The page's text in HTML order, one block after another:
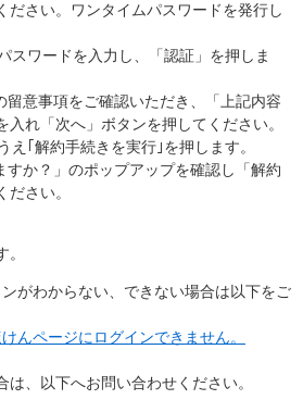
ださい。ワンタイムパスワードを発行し
スワードを入力し、「認証」を押しま
留意事項をご確認いただき、「上記内容
入れ「次へ」ボタンを押してください。
え｢解約手続きを実行｣を押します。
すか？」のポップアップを確認し「解約
さい。
がわからない、できない場合は以下をご
んページにログインできません。
、以下へお問い合わせください。